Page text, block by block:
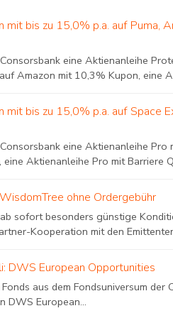
bis zu 15,0% p.a. auf Puma,
eine Aktienanleihe
Amazon mit 10,3% Kupon, eine
mit bis zu 15,0% p.a. auf Space
eine Aktienanleihe
Aktienanleihe Pro mit Barriere
ohne Ordergebühr
sofort besonders günstige
Kooperation mit den
DWS European Opportunities
aus dem Fondsuniversum
DWS European...